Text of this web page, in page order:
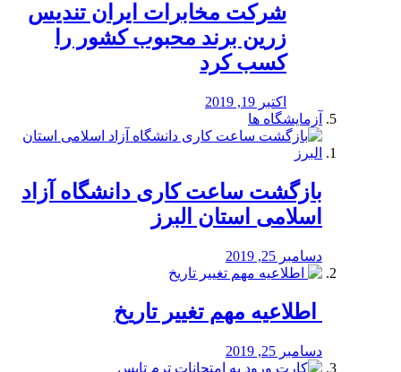
شرکت مخابرات ایران تندیس
زرین برند محبوب کشور را
کسب کرد
اکتبر 19, 2019
آزمایشگاه ها
بازگشت ساعت کاری دانشگاه آزاد
اسلامی استان البرز
دسامبر 25, 2019
️ اطلاعیه مهم تغییر تاریخ
دسامبر 25, 2019